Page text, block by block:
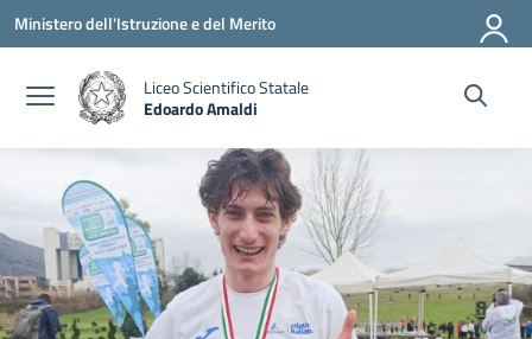
Vai ai contenuti
Vai al menu di navigazione
Vai al footer
Ministero dell'Istruzione e del Merito
Liceo Scientifico Statale
Edoardo Amaldi